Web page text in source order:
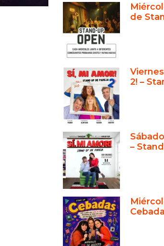
Eventos Privados
Conclusión: La
Evento
Stand Up Club:
Prestigio y Calidad
Cena Show: Una
Completa para Tu
Contratar
Privados en Nuestro
Eventos Sociales
Eventos
Ubicación y
Reservá Tu
de
2! –
–